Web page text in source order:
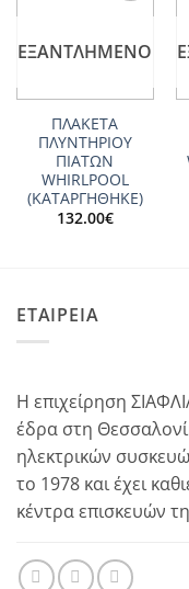
ΕΞΑΝΤΛΗΜΈΝΟ
ΠΛΑΚΕΤΑ
ΠΛΥΝΤΗΡΙΟΥ
ΠΙΑΤΩΝ
WHIRLPOOL
(ΚΑΤΑΡΓΗΘΗΚΕ)
132.00€
ΕΤΑΙΡΕΙΑ
Η επιχείρηση
έδρα στη
ηλεκτρικών
το 1978 και έχει
κέντρα επισκευών